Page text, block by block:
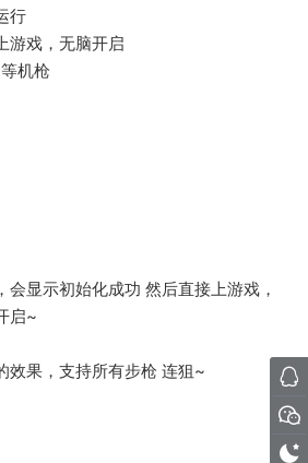
行
游戏，无脑开启
机枪
会显示初始化成功 然后直接上游戏，
启~
效果，支持所有步枪 连狙~